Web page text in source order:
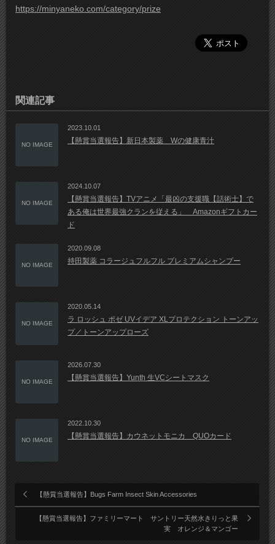
https://minyaneko.com/category/prize
関連記事
NO IMAGE
2023.10.01
【懸賞当選報告】新日本製薬 Wの健康青汁
NO IMAGE
2024.10.07
【懸賞当選報告】TVアニメ「最凶の支援職【話術士】で
ある俺は世界最強クランを従える」 Amazonギフトカー
ド
NO IMAGE
2020.09.08
持田製薬 コラージュフルフル プレミアムシャンプー
NO IMAGE
2020.05.14
ラ ロッシュ ポゼ UVイデア XLプロテクション トーンアッ
プ／トーンアップローズ
NO IMAGE
2026.07.30
【懸賞当選報告】Yunth 生VCシートマスク
NO IMAGE
2022.10.30
【懸賞当選報告】カウネットモニカ QUOカード
【懸賞当選報告】Bugs Farm Insect Skin Accessories
【懸賞当選報告】ファミリーマート サントリー天然水きりっと果
実 オレンジ＆マンゴー